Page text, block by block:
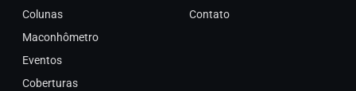
Colunas
Maconhômetro
Eventos
Coberturas
Contato